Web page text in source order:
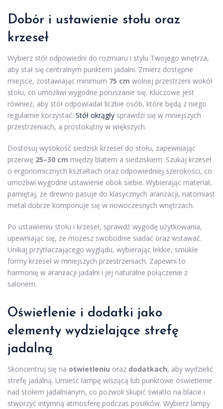
Dobór i ustawienie stołu oraz
krzeseł
Wybierz stół odpowiedni do rozmiaru i stylu Twojego wnętrza,
aby stał się centralnym punktem jadalni. Zmierz dostępne
miejsce, zostawiając minimum 75 cm wolnej przestrzeni wokół
stołu, co umożliwi wygodne poruszanie się. Kluczowe jest
również, aby stół odpowiadał liczbie osób, które będą z niego
regularnie korzystać. Stół okrągły sprawdzi się w mniejszych
przestrzeniach, a prostokątny w większych.
Dostosuj wysokość siedzisk krzeseł do stołu, zapewniając
przerwę 25–30 cm między blatem a siedziskiem. Szukaj krzeseł
o ergonomicznych kształtach oraz odpowiedniej szerokości, co
umożliwi wygodne ustawienie obok siebie. Wybierając materiał,
pamiętaj, że drewno pasuje do klasycznych aranżacji, natomiast
metal dobrze komponuje się w nowoczesnych wnętrzach.
Po ustawieniu stołu i krzeseł, sprawdź wygodę użytkowania,
upewniając się, że możesz swobodnie siadać oraz wstawać.
Unikaj przytłaczającego wyglądu, wybierając lekkie, smukłe
formy krzeseł w mniejszych przestrzeniach. Zapewni to
harmonię w aranżacji jadalni i jej naturalne połączenie z
salonem.
Oświetlenie i dodatki jako
elementy wydzielające strefę
jadalną
Skoncentruj się na oświetleniu oraz dodatkach, aby wydzielić
strefę jadalną. Umieść lampę wiszącą lub punktowe oświetlenie
nad stołem jadalnianym, co pozwoli skupić światło na blacie i
stworzyć intymną atmosferę podczas posiłków. Wybierz lampy